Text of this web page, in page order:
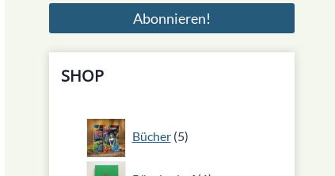
SHOP
Bücher 5
5
Produkte
1